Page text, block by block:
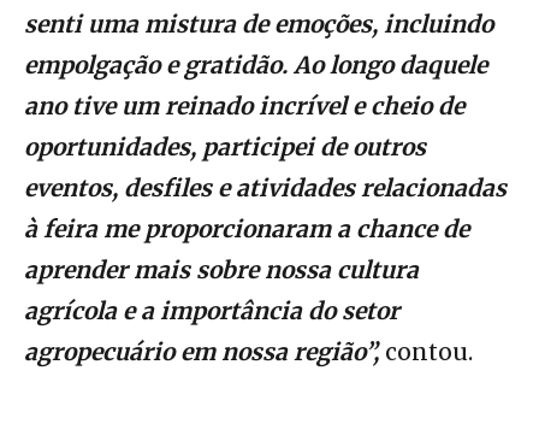
senti uma mistura de emoções, incluindo
empolgação e gratidão. Ao longo daquele
ano tive um reinado incrível e cheio de
oportunidades, participei de outros
eventos, desfiles e atividades relacionadas
à feira me proporcionaram a chance de
aprender mais sobre nossa cultura
agrícola e a importância do setor
agropecuário em nossa região”, contou.